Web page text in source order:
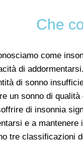
Che
come
di
di sonno
un sonno di
di insonnia
e a mantenere
tre classificazioni